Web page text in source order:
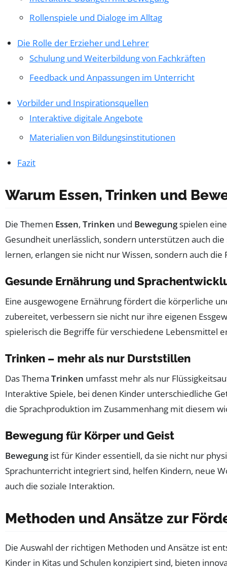
Rollenspiele und Dialoge im Alltag
Die Rolle der Erzieher und Lehrer
Schulung und Weiterbildung von Fachkräften
Feedback und Anpassungen im Unterricht
Vorbilder und Inspirationsquellen
Interaktive digitale Angebote
Materialien von Bildungsinstitutionen
Fazit
Warum Essen, Trinken und
Die Themen Essen, Trinken und Bewegungspielen
Gesundheit unerlässlich, sondern unterstützen auch
lernen, erlangen sie nicht nur Wissen, sondern auch
Gesunde Ernährung und
Eine ausgewogene Ernährung fördert die körperliche
zubereitet, verbessern sie nicht nur ihre eigenen
spielerisch die Begriffe für verschiedene Lebensmittel
Trinken – mehr als nur Durststillen
Das Thema Trinken umfasst mehr als nur
Interaktive Spiele, bei denen Kinder unterschiedliche
die Sprachproduktion im Zusammenhang mit diesem
Bewegung für Körper und Geist
Bewegungist für Kinder essentiell, da sie nicht nur
Sprachunterricht integriert sind, helfen Kindern, neue
auch die soziale Interaktion.
Methoden und Ansätze zur
Die Auswahl der richtigen Methoden und Ansätze ist
Kinder in Kitas und Schulen konzipiert sind, bieten